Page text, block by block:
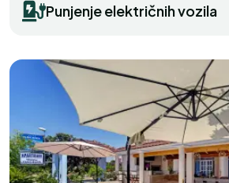
Punjenje električnih vozila